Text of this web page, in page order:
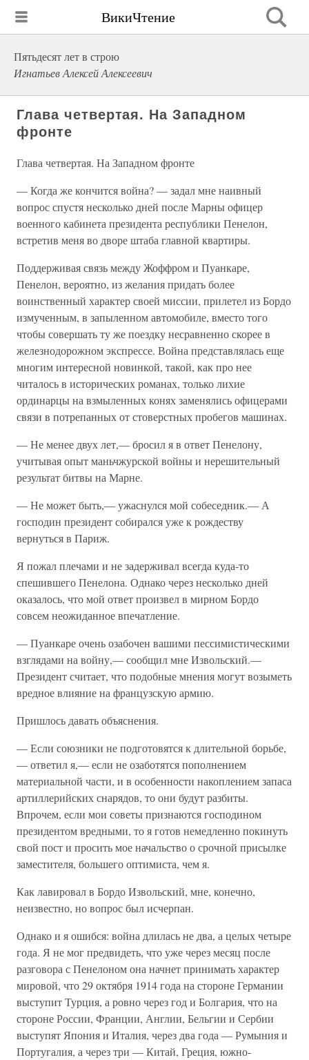
ВикиЧтение
Пятьдесят лет в строю
Игнатьев Алексей Алексеевич
Глава четвертая. На Западном
фронте
Глава четвертая. На Западном фронте
— Когда же кончится война? — задал мне наивный
вопрос спустя несколько дней после Марны офицер
военного кабинета президента республики Пенелон,
встретив меня во дворе штаба главной квартиры.
Поддерживая связь между Жоффром и Пуанкаре,
Пенелон, вероятно, из желания придать более
воинственный характер своей миссии, прилетел из Бордо
измученным, в запыленном автомобиле, вместо того
чтобы совершать ту же поездку несравненно скорее в
железнодорожном экспрессе. Война представлялась еще
многим интересной новинкой, такой, как про нее
читалось в исторических романах, только лихие
ординарцы на взмыленных конях заменялись офицерами
связи в потрепанных от стоверстных пробегов машинах.
— Не менее двух лет,— бросил я в ответ Пенелону,
учитывая опыт маньчжурской войны и нерешительный
результат битвы на Марне.
— Не может быть,— ужаснулся мой собеседник.— А
господин президент собирался уже к рождеству
вернуться в Париж.
Я пожал плечами и не задерживал всегда куда-то
спешившего Пенелона. Однако через несколько дней
оказалось, что мой ответ произвел в мирном Бордо
совсем неожиданное впечатление.
— Пуанкаре очень озабочен вашими пессимистическими
взглядами на войну,— сообщил мне Извольский.—
Президент считает, что подобные мнения могут возыметь
вредное влияние на французскую армию.
Пришлось давать объяснения.
— Если союзники не подготовятся к длительной борьбе,
— ответил я,— если не озаботятся пополнением
материальной части, и в особенности накоплением запаса
артиллерийских снарядов, то они будут разбиты.
Впрочем, если мои советы признаются господином
президентом вредными, то я готов немедленно покинуть
свой пост и просить мое начальство о срочной присылке
заместителя, большего оптимиста, чем я.
Как лавировал в Бордо Извольский, мне, конечно,
неизвестно, но вопрос был исчерпан.
Однако и я ошибся: война длилась не два, а целых четыре
года. Я не мог предвидеть, что уже через месяц после
разговора с Пенелоном она начнет принимать характер
мировой, что 29 октября 1914 года на стороне Германии
выступит Турция, а ровно через год и Болгария, что на
стороне России, Франции, Англии, Бельгии и Сербии
выступят Япония и Италия, через два года — Румыния и
Португалия, а через три — Китай, Греция, южно-